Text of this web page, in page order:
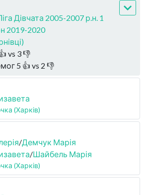
Дівчата 2005-2007 р.н. 1
2019-2020
vs 3👎
5 👍 vs 2 👎
(Харків)
/Демчук Марія
/Шайбель Марія
(Харків)